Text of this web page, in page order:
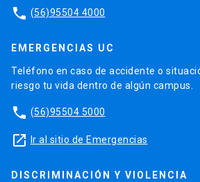
phone (56)95504 4000
EMERGENCIAS UC
Teléfono en caso de accidente o
riesgo tu vida dentro de algún campus.
phone (56)95504 5000
launch Ir al sitio de Emergencias
DISCRIMINACIÓN Y VIOLENCIA